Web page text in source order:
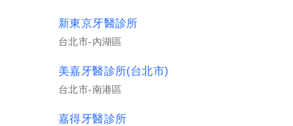
新東京牙醫診所
台北市-內湖區
美嘉牙醫診所(台北市)
台北市-南港區
嘉得牙醫診所